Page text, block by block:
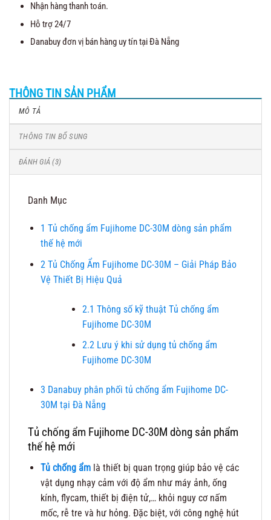
Nhận hàng thanh toán.
Hỗ trợ 24/7
Danabuy đơn vị bán hàng uy tín tại Đà Nẵng
THÔNG TIN SẢN PHẨM
MÔ TẢ
THÔNG TIN BỔ SUNG
ĐÁNH GIÁ (3)
Danh Mục
1 Tủ chống ẩm Fujihome DC-30M dòng sản phẩm
thế hệ mới
2Tủ Chống Ẩm Fujihome DC-30M – Giải Pháp Bảo
Vệ Thiết Bị Hiệu Quả
2.1 Thông số kỹ thuật Tủ chống ẩm
Fujihome DC-30M
2.2Lưu ý khi sử dụng tủ chống ẩm
Fujihome DC-30M
3 Danabuy phân phối tủ chống ẩm Fujihome DC-
30M tại Đà Nẵng
Tủ chống ẩm Fujihome DC-30M dòng sản phẩm
thế hệ mới
Tủ chống ẩmlà thiết bị quan trọng giúp bảo vệ các
vật dụng nhạy cảm với độ ẩm như máy ảnh, ống
kính, flycam, thiết bị điện tử,… khỏi nguy cơ nấm
mốc, rễ tre và hư hỏng. Đặc biệt, với công nghệ hút